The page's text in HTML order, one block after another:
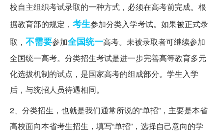
校自主组织考试录取的一种方式，必须在高考前完成。根
据教育部的规定， 考生参加分类入学考试。如果被正式录
取， 不需要参加全国统一高考。未被录取者可继续参加
全国统一高考。分类招生考试是进一步完善高等教育多元
化选拔机制的试点，是国家高考的组成部分。学生入学
后，与统招人员待遇相同。
2、分类招生，也就是我们通常所说的“单招”，主要是本省
高校面向本省考生招生，填写“单招”，选择自己意向的学